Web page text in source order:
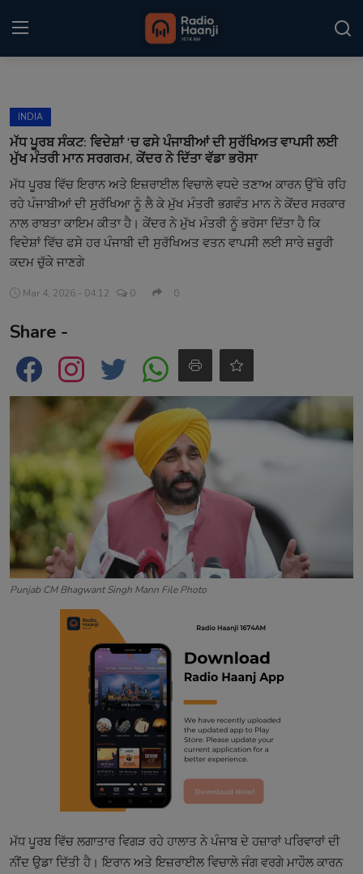
Home
Punjabi Podcast
Kitaab Kahani
Gallery
Contact
INDIA
ਮੱਧ ਪੂਰਬ ਸੰਕਟ: ਵਿਦੇਸ਼ਾਂ 'ਚ ਫਸੇ ਪੰਜਾਬੀਆਂ ਦੀ ਸੁਰੱਖਿਅਤ ਵਾਪਸੀ ਲਈ
ਮੁੱਖ ਮੰਤਰੀ ਮਾਨ ਸਰਗਰਮ, ਕੇਂਦਰ ਨੇ ਦਿੱਤਾ ਵੱਡਾ ਭਰੋਸਾ
ਮੱਧ ਪੂਰਬ ਵਿੱਚ ਇਰਾਨ ਅਤੇ ਇਜ਼ਰਾਈਲ ਵਿਚਾਲੇ ਵਧਦੇ ਤਣਾਅ ਕਾਰਨ ਉੱਥੇ ਰਹਿ
ਰਹੇ ਪੰਜਾਬੀਆਂ ਦੀ ਸੁਰੱਖਿਆ ਨੂੰ ਲੈ ਕੇ ਮੁੱਖ ਮੰਤਰੀ ਭਗਵੰਤ ਮਾਨ ਨੇ ਕੇਂਦਰ ਸਰਕਾਰ
ਨਾਲ ਰਾਬਤਾ ਕਾਇਮ ਕੀਤਾ ਹੈ। ਕੇਂਦਰ ਨੇ ਮੁੱਖ ਮੰਤਰੀ ਨੂੰ ਭਰੋਸਾ ਦਿੱਤਾ ਹੈ ਕਿ
ਵਿਦੇਸ਼ਾਂ ਵਿੱਚ ਫਸੇ ਹਰ ਪੰਜਾਬੀ ਦੀ ਸੁਰੱਖਿਅਤ ਵਤਨ ਵਾਪਸੀ ਲਈ ਸਾਰੇ ਜ਼ਰੂਰੀ
ਕਦਮ ਚੁੱਕੇ ਜਾਣਗੇ
Mar 4, 2026 - 04:12 0 0
Share -
Punjab CM Bhagwant Singh Mann File Photo
ਮੱਧ ਪੂਰਬ ਵਿੱਚ ਲਗਾਤਾਰ ਵਿਗੜ ਰਹੇ ਹਾਲਾਤ ਨੇ ਪੰਜਾਬ ਦੇ ਹਜ਼ਾਰਾਂ ਪਰਿਵਾਰਾਂ ਦੀ
ਨੀਂਦ ਉਡਾ ਦਿੱਤੀ ਹੈ। ਇਰਾਨ ਅਤੇ ਇਜ਼ਰਾਈਲ ਵਿਚਾਲੇ ਜੰਗ ਵਰਗੇ ਮਾਹੌਲ ਕਾਰਨ